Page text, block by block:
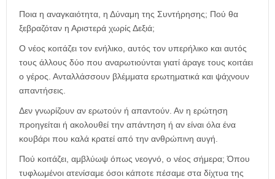
Ποια η αναγκαιότητα, η Δύναμη της Συντήρησης; Πού θα
ξεβραζόταν η Αριστερά χωρίς Δεξιά;
Ο νέος κοιτάζει τον ενήλικο, αυτός τον υπερήλικο και αυτός
τους άλλους δύο που αναρωτιούνται γιατί άραγε τους κοιτάει
ο γέρος. Ανταλλάσσουν βλέμματα ερωτηματικά και ψάχνουν
απαντήσεις.
Δεν γνωρίζουν αν ερωτούν ή απαντούν. Αν η ερώτηση
προηγείται ή ακολουθεί την απάντηση ή αν είναι όλα ένα
κουβάρι που καλά κρατεί από την ανθρώπινη αυγή.
Πού κοιτάζει, αμβλύωψ όπως νεογνό, ο νέος σήμερα; Όπου
τυφλωμένοι ατενίσαμε όσοι κάποτε πέσαμε στα δίχτυα της